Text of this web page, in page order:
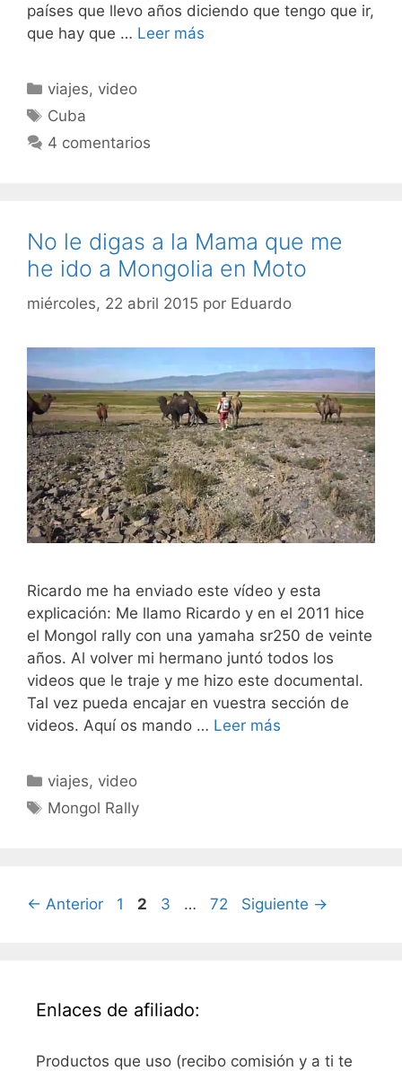
países que llevo años diciendo que tengo que ir,
que hay que … Leer más
Categorías
viajes, video
Etiquetas
Cuba
4 comentarios
No le digas a la Mama que me
he ido a Mongolia en Moto
miércoles, 22 abril 2015 por Eduardo
Ricardo me ha enviado este vídeo y esta
explicación: Me llamo Ricardo y en el 2011 hice
el Mongol rally con una yamaha sr250 de veinte
años. Al volver mi hermano juntó todos los
videos que le traje y me hizo este documental.
Tal vez pueda encajar en vuestra sección de
videos. Aquí os mando … Leer más
Categorías
viajes, video
Etiquetas
Mongol Rally
← Anterior Página
1 Página
2 Página
3 … Página
72 Siguiente →
Enlaces de afiliado:
Productos que uso (recibo comisión y a ti te